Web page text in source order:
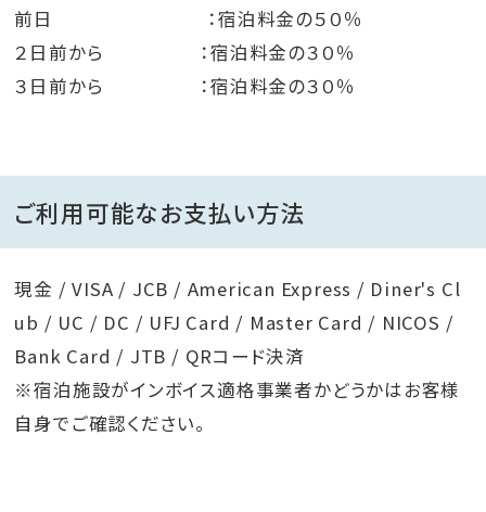
前日 ：宿泊料金の５０％
２日前から ：宿泊料金の３０％
３日前から ：宿泊料金の３０％
ご利用可能なお支払い方法
現金 / VISA / JCB / American Express / Diner's Cl
ub / UC / DC / UFJ Card / Master Card / NICOS /
Bank Card / JTB / QRコード決済
※宿泊施設がインボイス適格事業者かどうかはお客様
自身でご確認ください。